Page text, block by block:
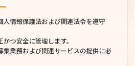
人情報保護法および関連法令を遵守
つ安全に管理します。
集業務および関連サービスの提供に必